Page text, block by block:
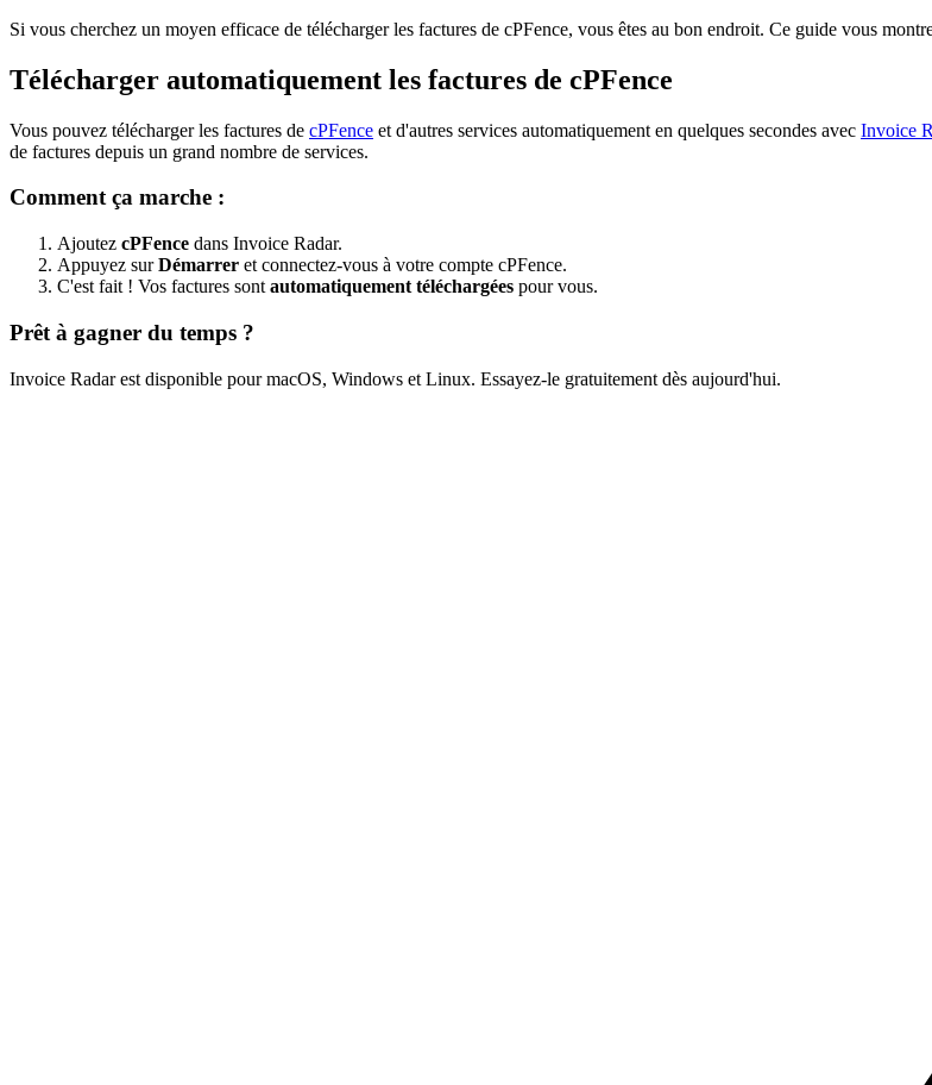
Si vous cherchez un moyen efficace de télécharger les factures de cPFence, vous êtes au bon endroit. Ce guide vous
Télécharger automatiquement les factures de cPFence
Vous pouvez télécharger les factures de cPFence et d'autres services automatiquement en quelques secondes avec Invoice
de factures depuis un grand nombre de services.
Comment ça marche :
Ajoutez cPFence dans Invoice Radar.
Appuyez surDémarrer et connectez-vous à votre compte cPFence.
C'est fait ! Vos factures sont automatiquement téléchargées pour vous.
Prêt à gagner du temps ?
Invoice Radar est disponible pour macOS, Windows et Linux. Essayez-le gratuitement dès aujourd'hui.